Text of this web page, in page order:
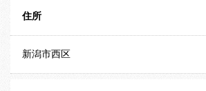
住所
新潟市西区